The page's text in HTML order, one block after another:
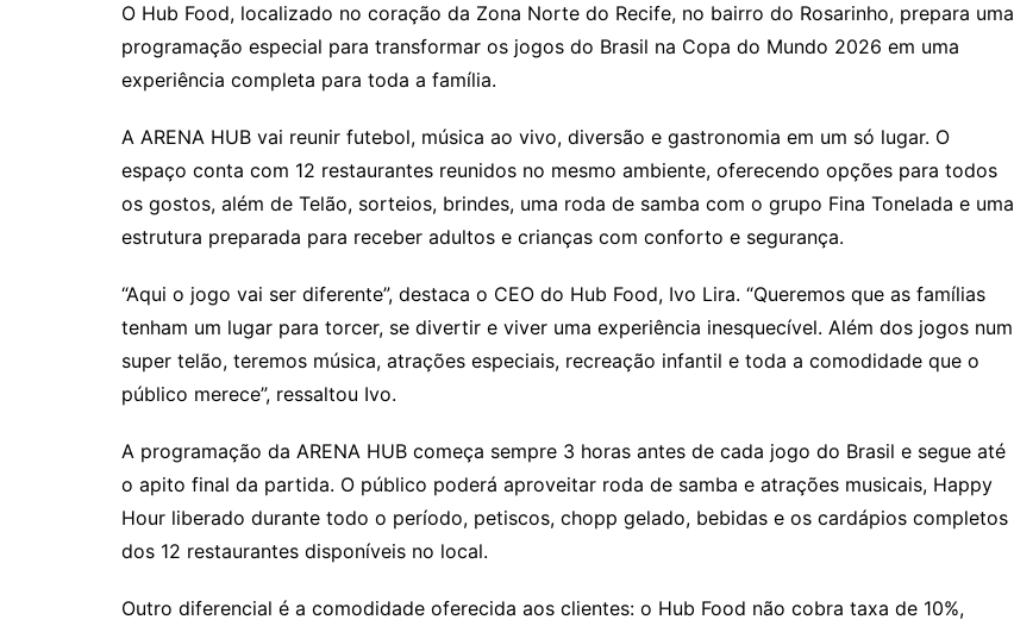
O Hub Food, localizado no coração da Zona Norte do Recife, no bairro do Rosarinho, prepara uma
programação especial para transformar os jogos do Brasil na Copa do Mundo 2026 em uma
experiência completa para toda a família.
A ARENA HUB vai reunir futebol, música ao vivo, diversão e gastronomia em um só lugar. O
espaço conta com 12 restaurantes reunidos no mesmo ambiente, oferecendo opções para todos
os gostos, além de Telão, sorteios, brindes, uma roda de samba com o grupo Fina Tonelada e uma
estrutura preparada para receber adultos e crianças com conforto e segurança.
“Aqui o jogo vai ser diferente”, destaca o CEO do Hub Food, Ivo Lira. “Queremos que as famílias
tenham um lugar para torcer, se divertir e viver uma experiência inesquecível. Além dos jogos num
super telão, teremos música, atrações especiais, recreação infantil e toda a comodidade que o
público merece”, ressaltou Ivo.
A programação da ARENA HUB começa sempre 3 horas antes de cada jogo do Brasil e segue até
o apito final da partida. O público poderá aproveitar roda de samba e atrações musicais, Happy
Hour liberado durante todo o período, petiscos, chopp gelado, bebidas e os cardápios completos
dos 12 restaurantes disponíveis no local.
Outro diferencial é a comodidade oferecida aos clientes: o Hub Food não cobra taxa de 10%,